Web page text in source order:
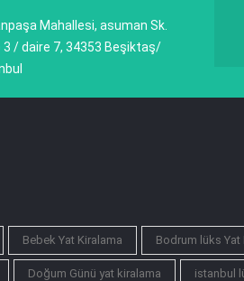
Mahallesi, asuman Sk.
3 / daire 7, 34353 Beşiktaş/
Bebek Yat Kiralama Bodrum lüks Yat
Doğum Günü yat kiralama istanbul